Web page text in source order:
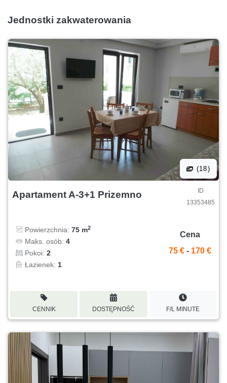
Jednostki zakwaterowania
(18)
Apartament A-3+1 Prizemno
ID
13353485
Powierzchnia: 75 m2
Maks. osób: 4
Pokoi: 2
Łazienek: 1
Cena
75 € - 170 €
CENNIK DOSTĘPNOŚĆ F/L MINUTE